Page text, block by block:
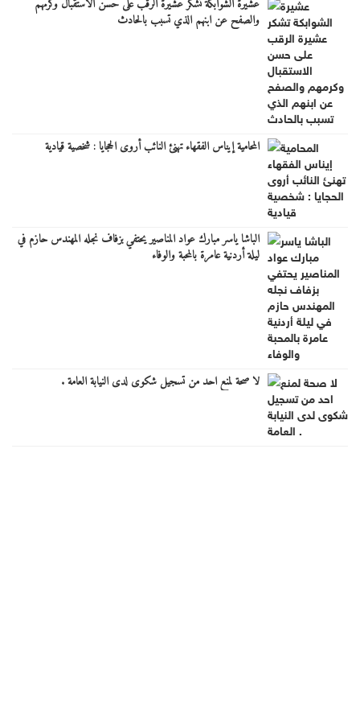
عشيرة الشوابكة تشكر عشيرة الرقب على حسن الاستقبال وكرمهم
والصفح عن ابنهم الذي تسبب بالحادث
المحامية إيناس الفقهاء تهنئ النائب أروى الحجايا : شخصية قيادية
الباشا ياسر مبارك عواد المناصير يحتفي بزفاف نجله المهندس حازم في
ليلة أردنية عامرة بالمحبة والوفاء
لا صحة لمنع احد من تسجيل شكوى لدى النيابة العامة .